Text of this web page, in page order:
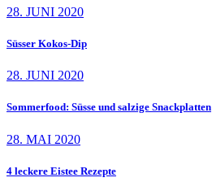
28. JUNI 2020
Süsser Kokos-Dip
28. JUNI 2020
Sommerfood: Süsse und salzige Snackplatten
28. MAI 2020
4 leckere Eistee Rezepte